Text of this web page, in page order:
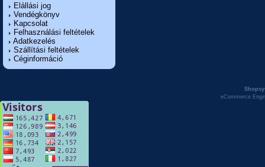
Elállási jog
Vendégkönyv
Kapcsolat
Felhasználási feltételek
Adatkezelés
Szállítási feltételek
Céginformáció
eCommerce